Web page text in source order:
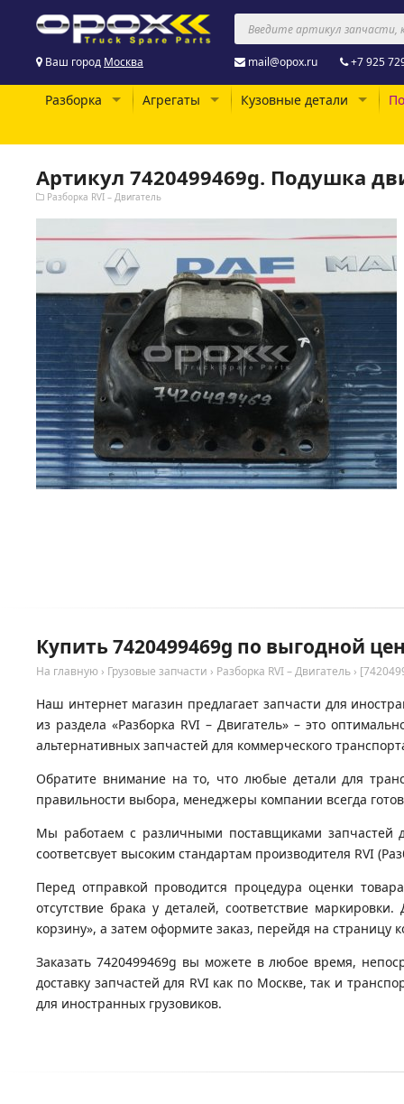
Ваш город Москва mail@opox.ru +7 925
Разборка Агрегаты Кузовные детали
Артикул 7420499469g. Подушка
Разборка RVI – Двигатель
Купить 7420499469g по выгодной
На главную › Грузовые запчасти › Разборка RVI – Двигатель ›
Наш интернет магазин предлагает запчасти для
из раздела «Разборка RVI – Двигатель» – это
альтернативных запчастей для коммерческого
Обратите внимание на то, что любые детали для
правильности выбора, менеджеры компании всегда
Мы работаем с различными поставщиками запчастей
соответсвует высоким стандартам производителя RVI
Перед отправкой проводится процедура оценки
отсутствие брака у деталей, соответствие
корзину», а затем оформите заказ, перейдя на страницу
Заказать 7420499469g вы можете в любое время,
доставку запчастей для RVI как по Москве, так и
для иностранных грузовиков.